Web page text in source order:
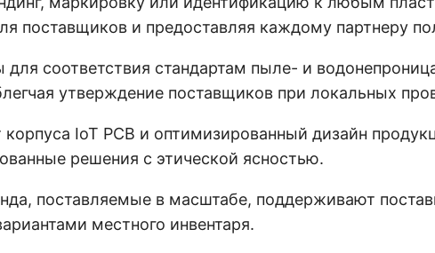
поставщиков и предоставляя каждому партнеру
для соответствия стандартам пыле- и
утверждение поставщиков при локальных
IoT PCB и оптимизированный дизайн
решения с этической ясностью.
поставляемые в масштабе, поддерживают
местного инвентаря.